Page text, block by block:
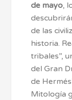
de mayo,
de las
historia.
tribales”,
del Gran
de
Mitología